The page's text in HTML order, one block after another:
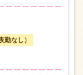
勤なし）